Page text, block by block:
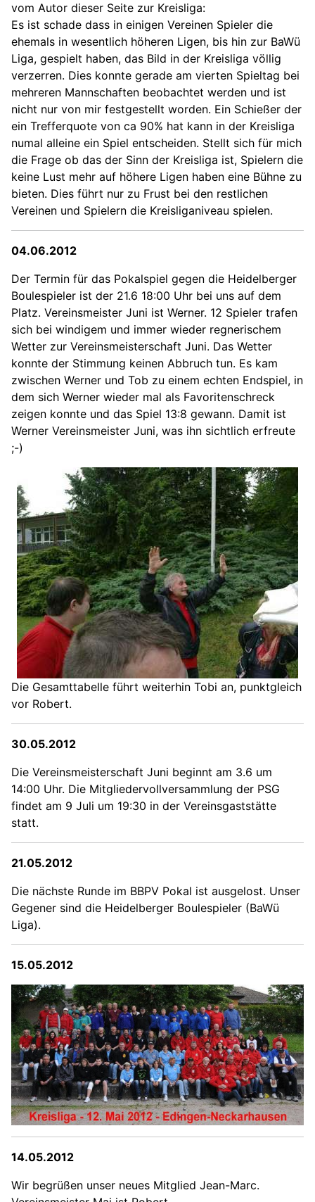
vom Autor dieser Seite zur Kreisliga:
Es ist schade dass in einigen Vereinen Spieler die
ehemals in wesentlich höheren Ligen, bis hin zur BaWü
Liga, gespielt haben, das Bild in der Kreisliga völlig
verzerren. Dies konnte gerade am vierten Spieltag bei
mehreren Mannschaften beobachtet werden und ist
nicht nur von mir festgestellt worden. Ein Schießer der
ein Trefferquote von ca 90% hat kann in der Kreisliga
numal alleine ein Spiel entscheiden. Stellt sich für mich
die Frage ob das der Sinn der Kreisliga ist, Spielern die
keine Lust mehr auf höhere Ligen haben eine Bühne zu
bieten. Dies führt nur zu Frust bei den restlichen
Vereinen und Spielern die Kreisliganiveau spielen.
04.06.2012
Der Termin für das Pokalspiel gegen die Heidelberger
Boulespieler ist der 21.6 18:00 Uhr bei uns auf dem
Platz. Vereinsmeister Juni ist Werner. 12 Spieler trafen
sich bei windigem und immer wieder regnerischem
Wetter zur Vereinsmeisterschaft Juni. Das Wetter
konnte der Stimmung keinen Abbruch tun. Es kam
zwischen Werner und Tob zu einem echten Endspiel, in
dem sich Werner wieder mal als Favoritenschreck
zeigen konnte und das Spiel 13:8 gewann. Damit ist
Werner Vereinsmeister Juni, was ihn sichtlich erfreute
;-)
Die Gesamttabelle führt weiterhin Tobi an, punktgleich
vor Robert.
30.05.2012
Die Vereinsmeisterschaft Juni beginnt am 3.6 um
14:00 Uhr. Die Mitgliedervollversammlung der PSG
findet am 9 Juli um 19:30 in der Vereinsgaststätte
statt.
21.05.2012
Die nächste Runde im BBPV Pokal ist ausgelost. Unser
Gegener sind die Heidelberger Boulespieler (BaWü
Liga).
15.05.2012
14.05.2012
Wir begrüßen unser neues Mitglied Jean-Marc.